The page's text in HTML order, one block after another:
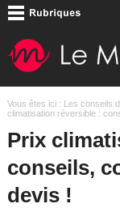
Vous êtes ici : Les conseils
climatisation réversible :
Prix
conseils,
devis !